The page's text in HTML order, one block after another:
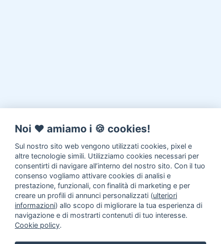
Noi ♥️ amiamo i 🍪 cookies!
Sul nostro sito web vengono utilizzati cookies, pixel e
altre tecnologie simili. Utilizziamo cookies necessari per
consentirti di navigare all’interno del nostro sito. Con il tuo
consenso vogliamo attivare cookies di analisi e
prestazione, funzionali, con finalità di marketing e per
creare un profili di annunci personalizzati (ulteriori
informazioni) allo scopo di migliorare la tua esperienza di
navigazione e di mostrarti contenuti di tuo interesse.
Cookie policy.